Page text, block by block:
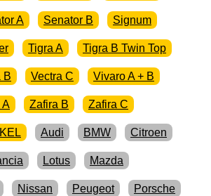
A Senator B Signum
Tigra A Tigra B Twin Top
B Vectra C Vivaro A + B
A Zafira B Zafira C
Audi BMW Citroen
Lotus Mazda
Nissan Peugeot Porsche